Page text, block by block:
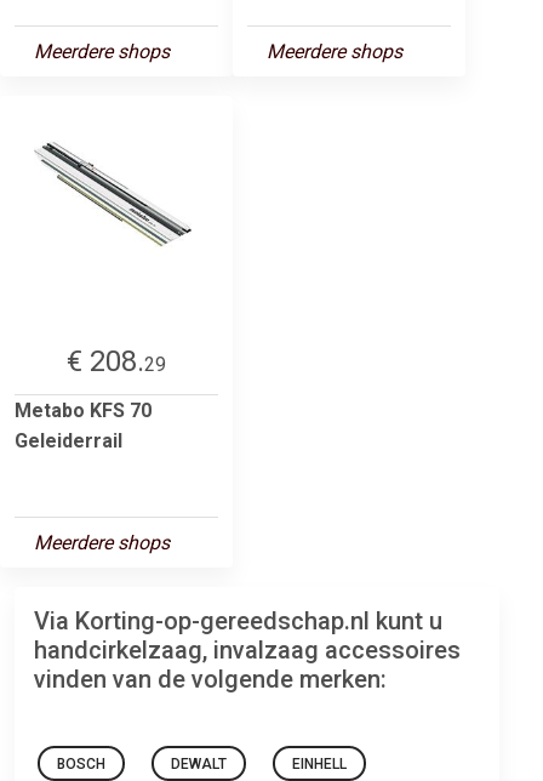
Meerdere shops Meerdere shops
€ 208.29
Metabo KFS 70
Geleiderrail
Meerdere shops
Via Korting-op-gereedschap.nl kunt u
handcirkelzaag, invalzaag accessoires
vinden van de volgende merken:
BOSCH DEWALT EINHELL